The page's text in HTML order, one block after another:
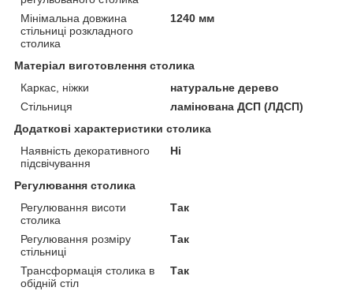
Мінімальна довжина
стільниці розкладного
столика
1240 мм
Матеріал виготовлення столика
Каркас, ніжки
натуральне дерево
Стільниця
ламінована ДСП (ЛДСП)
Додаткові характеристики столика
Наявність декоративного
підсвічування
Ні
Регулювання столика
Регулювання висоти
столика
Так
Регулювання розміру
стільниці
Так
Трансформація столика в
обідній стіл
Так